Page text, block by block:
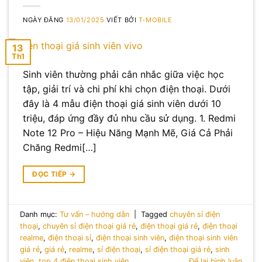
NGÀY ĐĂNG 13/01/2025 VIẾT BỞI T-MOBILE
13
Th1
Sinh viên thường phải cân nhắc giữa việc học
tập, giải trí và chi phí khi chọn điện thoại. Dưới
đây là 4 mẫu điện thoại giá sinh viên dưới 10
triệu, đáp ứng đầy đủ nhu cầu sử dụng. 1. Redmi
Note 12 Pro – Hiệu Năng Mạnh Mẽ, Giá Cả Phải
Chăng Redmi[…]
ĐỌC TIẾP →
Danh mục:Tư vấn – hướng dẫn Taggedchuyên sỉ điện
thoại,chuyên sỉ điện thoại giá rẻ,điện thoại giá rẻ,điện thoại
realme,điện thoại sỉ,điện thoại sinh viên,điện thoại sinh viên
giá rẻ,giá rẻ, realme,sỉ điện thoại,sỉ điện thoại giá rẻ,sinh